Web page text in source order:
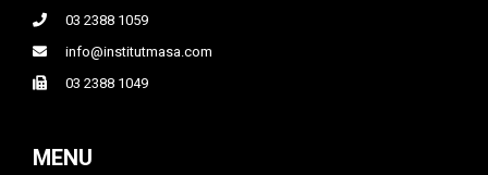
03 2388 1059
info@institutmasa.com
03 2388 1049
MENU